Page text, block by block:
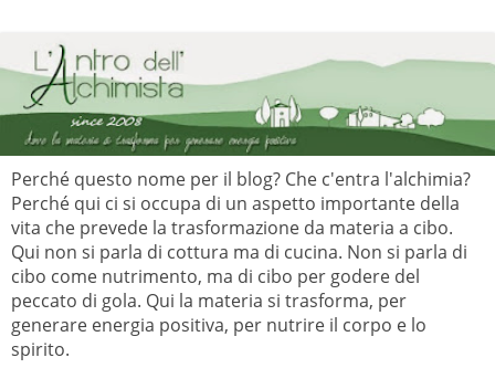
Perché questo nome per il blog? Che c'entra l'alchimia?
Perché qui ci si occupa di un aspetto importante della
vita che prevede la trasformazione da materia a cibo.
Qui non si parla di cottura ma di cucina. Non si parla di
cibo come nutrimento, ma di cibo per godere del
peccato di gola. Qui la materia si trasforma, per
generare energia positiva, per nutrire il corpo e lo
spirito.